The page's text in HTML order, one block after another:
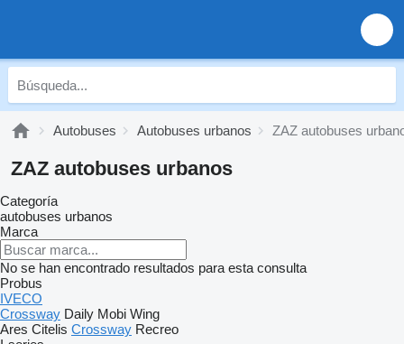
Autobuses Autobuses urbanos ZAZ autobuses
ZAZ autobuses urbanos
Categoría
autobuses urbanos
Marca
No se han encontrado resultados para esta consulta
Probus
IVECO
Crossway Daily Mobi Wing
Ares Citelis Crossway Recreo